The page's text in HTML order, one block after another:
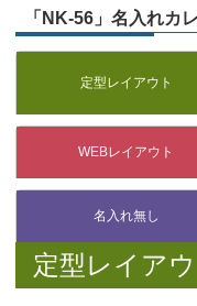
「NK-56」名入れカ
定型レイアウ